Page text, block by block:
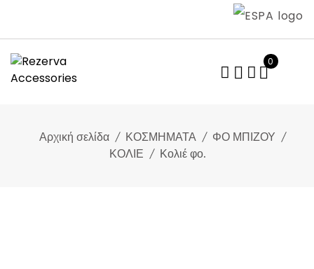
content
0
Αρχική σελίδα ΚΟΣΜΗΜΑΤΑ
ΦΟ ΜΠΙΖΟΥ
ΚΟΛΙΕ
Κολιέ φο.